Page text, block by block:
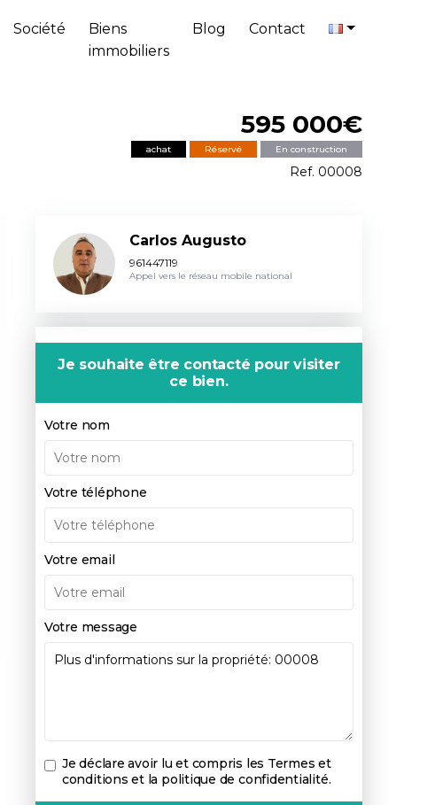
Société
Biens
immobiliers
Blog Contact
595 000€
achat Réservé En construction
Ref. 00008
Carlos Augusto
961447119
Appel vers le réseau mobile national
Je souhaite être contacté pour visiter
ce bien.
Votre nom
Votre téléphone
Votre email
Votre message
Je déclare avoir lu et compris les Termes et
conditions et la politique de confidentialité.